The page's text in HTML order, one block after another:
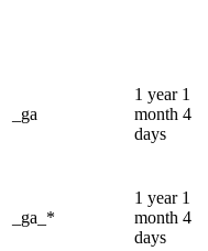
_ga
1 year 1
month 4
days
_ga_*
1 year 1
month 4
days